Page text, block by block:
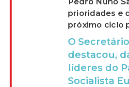
prioridades e
próximo ciclo
O
destacou,
líderes do
Socialista